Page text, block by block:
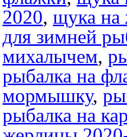
2020, щука на
для зимней
михалычем,
рыбалка на
мормышку,
рыбалка на